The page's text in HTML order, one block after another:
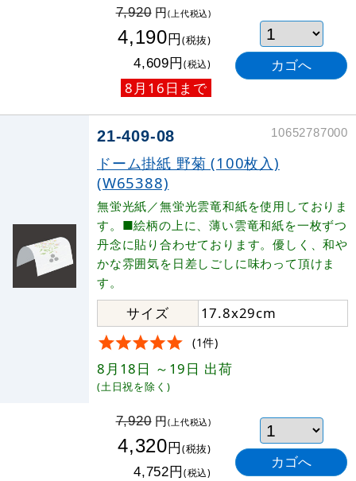
7,920円(上代税込)
4,190円(税抜)
4,609円(税込)
8月16日まで
21-409-08 10652787000
ドーム掛紙 野菊 (100枚入)
(W65388)
無蛍光紙／無蛍光雲竜和紙を使用しておりま
す。■絵柄の上に、薄い雲竜和紙を一枚ずつ
丹念に貼り合わせております。優しく、和や
かな雰囲気を日差しごしに味わって頂けま
す。
サイズ 17.8x29cm
(1件)
8月18日 ～19日 出荷
(土日祝を除く)
7,920円(上代税込)
4,320円(税抜)
4,752円(税込)